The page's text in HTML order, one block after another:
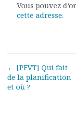
Vous pouvez
cette adresse.
Post navigation
← [PFVT] Qui fait
de la planification
et où ?